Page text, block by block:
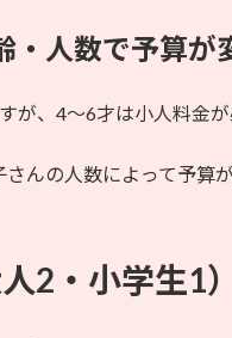
・人数で予算が
が、4〜6才は小人料金が
んの人数によって予算が
2・小学生1